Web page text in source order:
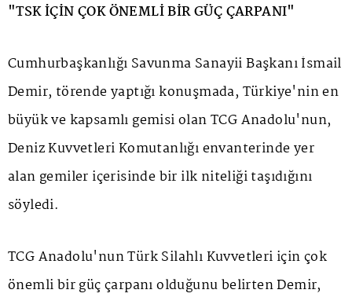
"TSK İÇİN ÇOK ÖNEMLİ BİR GÜÇ ÇARPANI"
Cumhurbaşkanlığı Savunma Sanayii Başkanı İsmail
Demir, törende yaptığı konuşmada, Türkiye'nin en
büyük ve kapsamlı gemisi olan TCG Anadolu'nun,
Deniz Kuvvetleri Komutanlığı envanterinde yer
alan gemiler içerisinde bir ilk niteliği taşıdığını
söyledi.
TCG Anadolu'nun Türk Silahlı Kuvvetleri için çok
önemli bir güç çarpanı olduğunu belirten Demir,